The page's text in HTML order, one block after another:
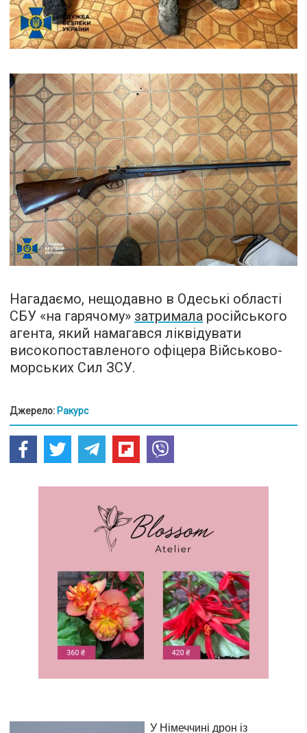
Нагадаємо, нещодавно в Одеські області
СБУ «на гарячому» затримала російського
агента, який намагався ліквідувати
високопоставленого офіцера Військово-
морських Сил ЗСУ.
Джерело: Ракурс